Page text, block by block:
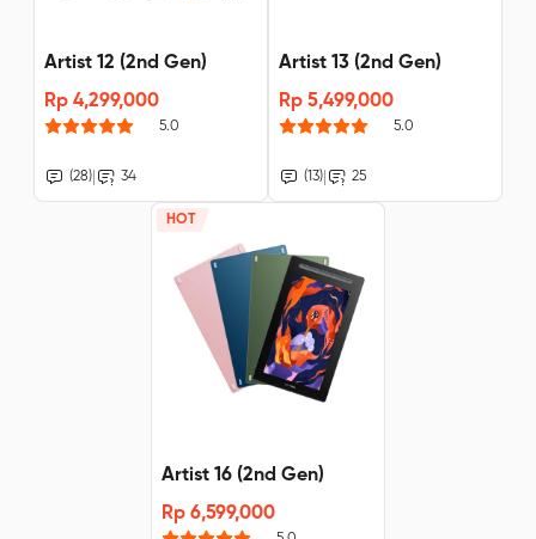
Artist 12 (2nd Gen)
Rp 4,299,000
5.0
(28) 34
Artist 13 (2nd Gen)
Rp 5,499,000
5.0
(13)| 25
HOT
Artist 16 (2nd Gen)
Rp 6,599,000